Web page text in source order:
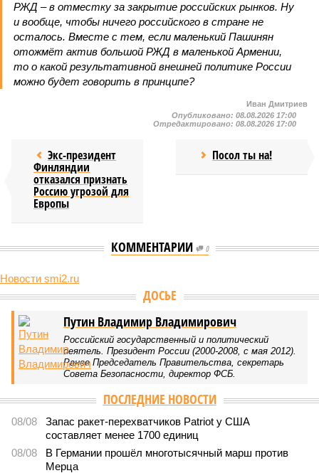
РЖД – в отместку за закрытие российских рынков. Ну
и вообще, чтобы ничего российского в стране не
осталось. Вместе с тем, если маленький Пашинян
отожмёт актив большой РЖД в маленькой Армении,
то о какой результативной внешней политике России
можно будет говорить в принципе?
Иван Дмитриев
Опубликовано: 08.08.2026 17:00
Отредактировано: 08.08.2026 17:00
Экс-президент
Финляндии
отказался признать
Россию угрозой для
Европы
Посол ты на!
КОММЕНТАРИИ 0
Новости smi2.ru
ДОСЬЕ
Путин Владимир Владимирович
Российский государственный и политический
деятель. Президент России (2000-2008, с мая 2012).
Ранее Председатель Правительства, секретарь
Совета Безопасности, директор ФСБ.
ПОСЛЕДНИЕ НОВОСТИ
08/08
Запас ракет-перехватчиков Patriot у США
составляет менее 1700 единиц
08/08
В Германии прошёл многотысячный марш против
Мерца